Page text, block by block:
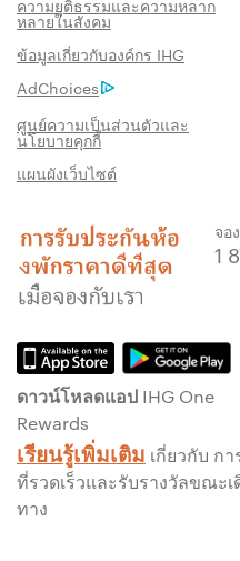
ความยุติธรรมและความหลาก
หลายในสังคม
ข้อมูลเกี่ยวกับองค์กร IHG
AdChoices
ศูนย์ความเป็นส่วนตัวและ
นโยบายคุกกี้
แผนผังเว็บไซต์
จอ
1
ดาวน์โหลดแอป IHG One
Rewards
เรียนรู้เพิ่มเติม เกี่ยวกับ กา
ที่รวดเร็วและรับรางวัลขณะเ
ทาง
สิทธิประโชน์เมื่อจอ
การรับประกันห้องพักร
เราสัญญาว่าคุณจะได้
ออนไลน์ มิฉะนั้น เราจ
กว่า พร้อมให้คะแนน
รับประกันการจองทาง
รับประกันห้องพักของคุ
เราไม่คิดค่าธรรมเนียม
โดยตรงกับเรา
ข้อมูลส่วนบุคคล และก
เว็บไซต์
IHG ดำเนินการด้านคว
เพื่อคุ้มครองคุณ ข้อมู
จะมีการเข้ารหัส และป